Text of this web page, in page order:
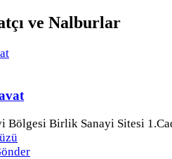
ve Nalburlar
Bölgesi Birlik Sanayi Sitesi